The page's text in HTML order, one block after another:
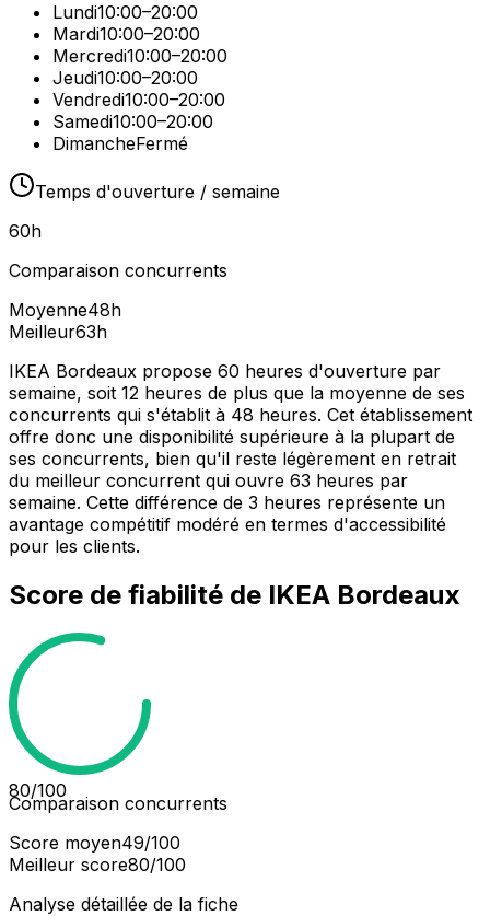
Lundi10:00–20:00
Mardi10:00–20:00
Mercredi10:00–20:00
Jeudi10:00–20:00
Vendredi10:00–20:00
Samedi10:00–20:00
DimancheFermé
Temps d'ouverture / semaine
60h
Comparaison concurrents
Moyenne48h
Meilleur63h
IKEA Bordeaux propose 60 heures d'ouverture par
semaine, soit 12 heures de plus que la moyenne de ses
concurrents qui s'établit à 48 heures. Cet établissement
offre donc une disponibilité supérieure à la plupart de
ses concurrents, bien qu'il reste légèrement en retrait
du meilleur concurrent qui ouvre 63 heures par
semaine. Cette différence de 3 heures représente un
avantage compétitif modéré en termes d'accessibilité
pour les clients.
Score de fiabilité de IKEA Bordeaux
80/100
Comparaison concurrents
Score moyen49/100
Meilleur score80/100
Analyse détaillée de la fiche